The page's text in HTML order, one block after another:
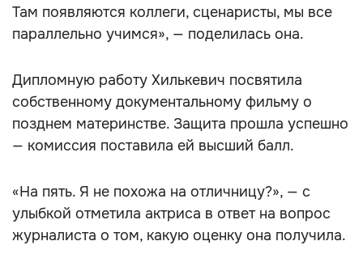
Там появляются коллеги, сценаристы, мы все
параллельно учимся», — поделилась она.
Дипломную работу Хилькевич посвятила
собственному документальному фильму о
позднем материнстве. Защита прошла успешно
— комиссия поставила ей высший балл.
«На пять. Я не похожа на отличницу?», — с
улыбкой отметила актриса в ответ на вопрос
журналиста о том, какую оценку она получила.